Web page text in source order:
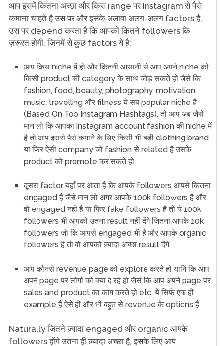
आप इसमें कितना अच्छा और किस range पर Instagram से पैसे
कमाना चाहते है उस पर और इसके अलावा अलग-अलग factors है,
उस पर depend करता है कि आपको कितने followers कि
ज़रूरत होगी, जिनमें से कुछ factors ये है:
आप किस niche में हो और कितनी आसानी से आप अपने niche को
किसी product की category के साथ जोड़ सकते हो जैसे कि
fashion, food, beauty, photography, motivation,
music, travelling और fitness ये सब popular niche है
(Based On Top Instagram Hashtags). तो आप अब जैसे
मान लो कि आपका Instagram account fashion की niche में
है तो आप इससे पैसे कमाने के लिए किसी भी बड़ी clothing brand
या फिर ऐसी company जो fashion से related है उसके
product को promote कर सकते हो.
दूसरा factor यहाँ पर आता है कि आपके followers आपसे कितना
engaged हैं जैसे मान लो अगर आपके 100k followers है और
वो engaged नहीं है या फिर fake followers है तो ये 100k
followers भी आपको उतना result नहीं देंगे जितना आपके 10k
followers जो कि आपसे engaged भी है और आपके organic
followers है तो वो आपको ज़्यादा अच्छा result देंगे.
आप कौनसे revenue page को explore करते हो यानि कि आप
अपने page पर लोगो को क्या दे रहे हो जैसे कि आप अपने page पर
sales and product का काम करते हो etc. ये सिर्फ एक ही
example है ऐसे ही और भी बहुत से revenue के options हैं.
Naturally जितने ज़्यादा engaged और organic आपके
followers होंगे उतना ही ज़्यादा अच्छा है, इसके लिए आप